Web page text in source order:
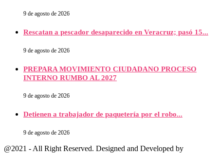
9 de agosto de 2026
Rescatan a pescador desaparecido en Veracruz; pasó 15...
9 de agosto de 2026
PREPARA MOVIMIENTO CIUDADANO PROCESO
INTERNO RUMBO AL 2027
9 de agosto de 2026
Detienen a trabajador de paquetería por el robo...
9 de agosto de 2026
@2021 - All Right Reserved. Designed and Developed by